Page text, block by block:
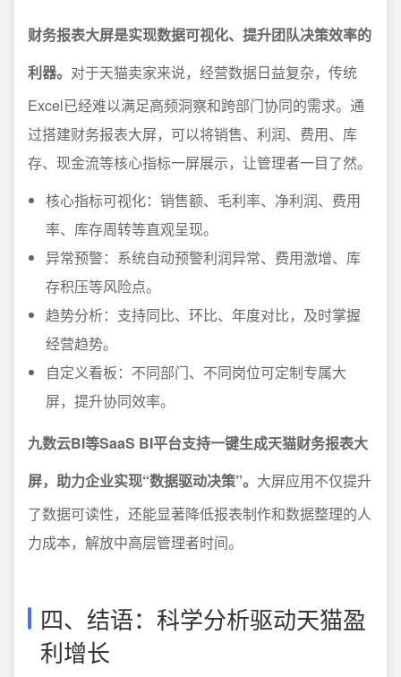
财务报表大屏是实现数据可视化、提升团队决策效率的
利器。 对于天猫卖家来说，经营数据日益复杂，传统
Excel已经难以满足高频洞察和跨部门协同的需求。通
过搭建财务报表大屏，可以将销售、利润、费用、库
存、现金流等核心指标一屏展示，让管理者一目了然。
核心指标可视化：销售额、毛利率、净利润、费用
率、库存周转等直观呈现。
异常预警：系统自动预警利润异常、费用激增、库
存积压等风险点。
趋势分析：支持同比、环比、年度对比，及时掌握
经营趋势。
自定义看板：不同部门、不同岗位可定制专属大
屏，提升协同效率。
九数云BI等SaaS BI平台支持一键生成天猫财务报表大
屏，助力企业实现“数据驱动决策”。 大屏应用不仅提升
了数据可读性，还能显著降低报表制作和数据整理的人
力成本，解放中高层管理者时间。
四、结语：科学分析驱动天猫盈
利增长